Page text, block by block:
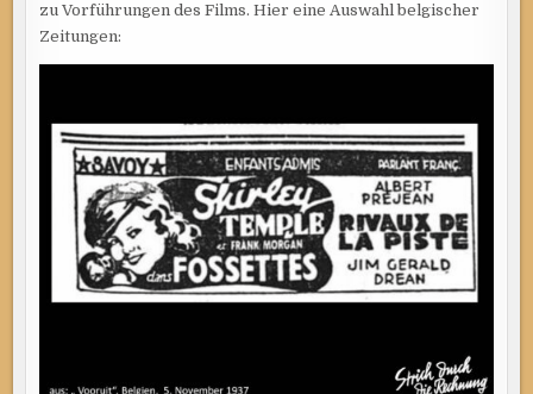
zu Vorführungen des Films. Hier eine Auswahl belgischer
Zeitungen: